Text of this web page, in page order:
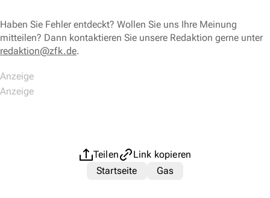
Haben Sie Fehler entdeckt? Wollen Sie uns Ihre Meinung
mitteilen? Dann kontaktieren Sie unsere Redaktion gerne unter
redaktion@zfk.de.
Teilen
Link kopieren
Startseite
Gas